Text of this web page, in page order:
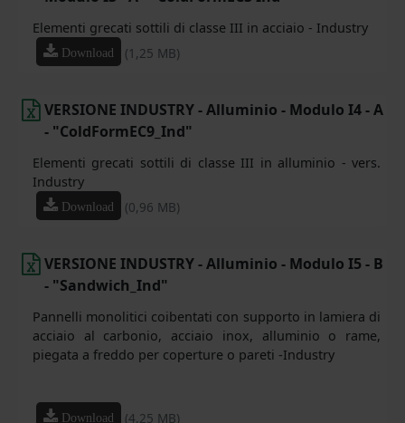
Elementi grecati sottili di classe III in acciaio - Industry
Download (1,25 MB)
VERSIONE INDUSTRY - Alluminio - Modulo I4 - A
- "ColdFormEC9_Ind"
Elementi grecati sottili di classe III in alluminio - vers.
Industry
Download (0,96 MB)
VERSIONE INDUSTRY - Alluminio - Modulo I5 - B
- "Sandwich_Ind"
Pannelli monolitici coibentati con supporto in lamiera di
acciaio al carbonio, acciaio inox, alluminio o rame,
piegata a freddo per coperture o pareti -Industry
Download (4,25 MB)